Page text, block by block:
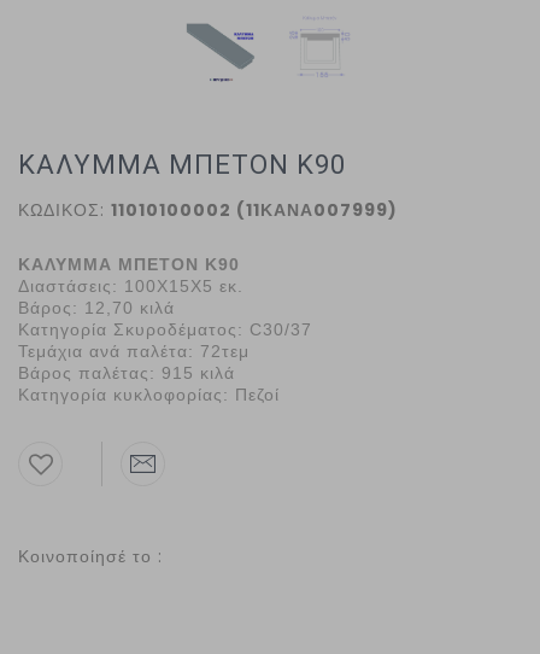
ΚΑΛΥΜΜΑ ΜΠΕΤΟΝ Κ90
ΚΩΔΙΚΟΣ: 11010100002 (11ΚΑΝΑ007999)
ΚΑΛΥΜΜΑ ΜΠΕΤΟΝ Κ90
Διαστάσεις: 100Χ15Χ5 εκ.
Βάρος: 12,70 κιλά
Κατηγορία Σκυροδέματος: C30/37
Τεμάχια ανά παλέτα: 72τεμ
Βάρος παλέτας: 915 κιλά
Κατηγορία κυκλοφορίας: Πεζοί
Κοινοποίησέ το :